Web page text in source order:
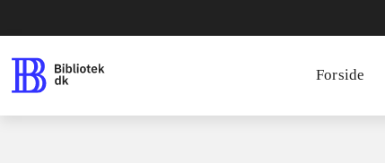
Forside